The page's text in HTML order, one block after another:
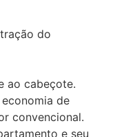
do
ao cabeçote.
de
convencional.
e seu